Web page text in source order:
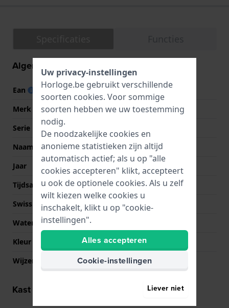
Algemene informatie
Ean
8430622759918
Merk
Festina
Serie
Naam
Boyfriend
Jaar
2020 Herfst/Winter
Tijdsaanduiding
Analoog
Swiss Made
Nee
Waterdichtheid
Kleur Wijzerplaat
Parelmoer
Wijzer kleuren (u,m,s)
Zilver, Zilver, Zilver
Kast informatie
Uw privacy-instellingen
Horloge.be gebruikt verschillende
soorten cookies. Voor sommige
soorten hebben we uw toestemming
nodig.
De noodzakelijke cookies en
anonieme statistieken zijn altijd
automatisch actief; als u op "alle
cookies accepteren" klikt, accepteert
u ook de optionele cookies. Als u zelf
wilt kiezen welke cookies u
inschakelt, klikt u op "cookie-
instellingen".
Alles accepteren
Cookie-instellingen
Liever niet